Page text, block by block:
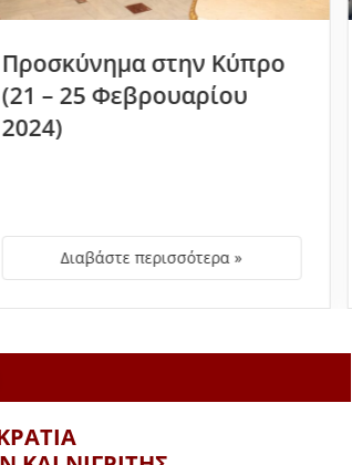
Ιεραποδημία στα βήματα
του Αποστόλου Ανδρέου
Διαβάστε περισσότερα »